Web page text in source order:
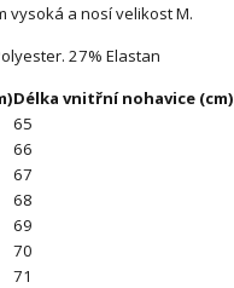
vysoká a nosí velikost M.
27% Elastan
Délka vnitřní nohavice (cm)
65
66
67
68
69
70
71